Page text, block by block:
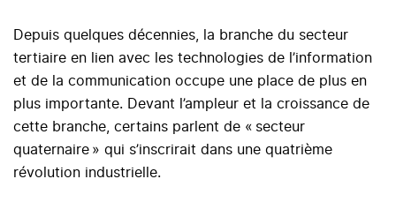
Depuis quelques décennies, la branche du secteur
tertiaire en lien avec les technologies de l’information
et de la communication occupe une place de plus en
plus importante. Devant l’ampleur et la croissance de
cette branche, certains parlent de « secteur
quaternaire » qui s’inscrirait dans une quatrième
révolution industrielle.